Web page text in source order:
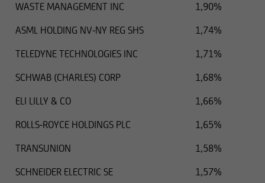
WASTE MANAGEMENT INC
1,90%
ASML HOLDING NV-NY REG SHS
1,74%
TELEDYNE TECHNOLOGIES INC
1,71%
SCHWAB (CHARLES) CORP
1,68%
ELI LILLY & CO
1,66%
ROLLS-ROYCE HOLDINGS PLC
1,65%
TRANSUNION
1,58%
SCHNEIDER ELECTRIC SE
1,57%